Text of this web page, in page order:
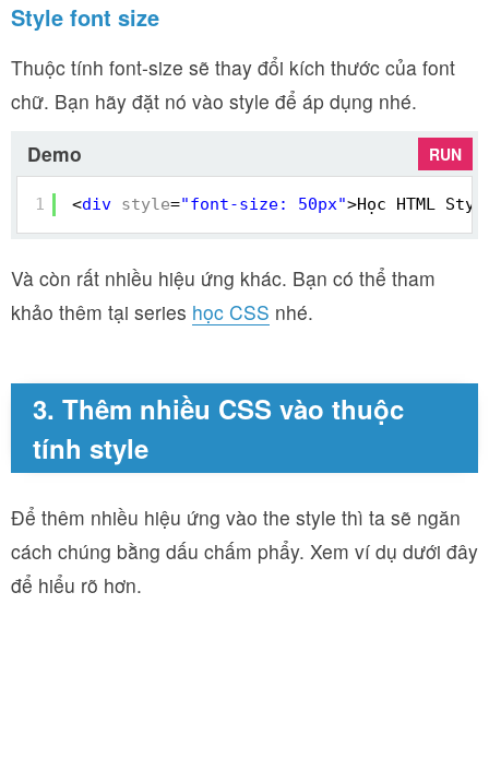
Style font size
Thuộc tính font-size sẽ thay đổi kích thước của font
chữ. Bạn hãy đặt nó vào style để áp dụng nhé.
Demo
RUN
1 <div style="font-size: 50px">Học HTML
Và còn rất nhiều hiệu ứng khác. Bạn có thể tham
khảo thêm tại series học CSS nhé.
3. Thêm nhiều CSS vào thuộc
tính style
Để thêm nhiều hiệu ứng vào the style thì ta sẽ ngăn
cách chúng bằng dấu chấm phẩy. Xem ví dụ dưới đây
để hiểu rõ hơn.